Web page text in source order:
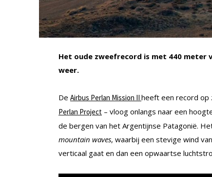
Het oude zweefrecord is met 440 meter
weer.
De Airbus Perlan Mission II heeft een record op
Perlan Project – vloog onlangs naar een
de bergen van het Argentijnse Patagonië.
mountain waves, waarbij een stevige wind
verticaal gaat en dan een opwaartse